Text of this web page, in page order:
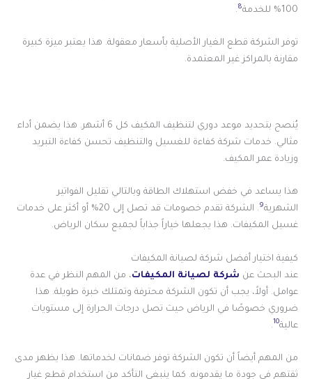
100% للخدمة
8
.
توفر الشركة قطع الغيار الأصلية بأسعار معقولة. هذا يعتبر ميزة كبيرة
مقارنة بالمراكز غير المعتمدة.
يُنصح بتحديد موعد دوري لتنظيف المكيف كل 6 أشهر. هذا يضمن أداء
مثالي. خدمات شركة كفاءة للغسيل والتنظيف تحسن كفاءة التبريد
وزيادة عمر المكيف.
هذا يساعد في خفض استهلاك الطاقة وبالتالي تقليل الفواتير
الشهرية9
. الشركة تقدم خصومات قد تصل إلى 20% أو أكثر على خدمات
غسيل المكيفات. هذا يجعلها خياراً جذاباً لجميع سكان الرياض.
كيفية اختيار أفضل شركة لصيانة المكيفات
عند البحث عن شركة لصيانة المكيفات، من المهم النظر في عدة
عوامل. أولاً، يجب أن تكون الشركة محترفة وتمتلك خبرة طويلة. هذا
ضروري خصوصًا في الرياض حيث تصل درجات الحرارة إلى مستويات
عالية10
.
من المهم أيضاً أن تكون الشركة توفر ضمانات لخدماتها. هذا يظهر مدى
ثقتهم في جودة ما يقدمونه. كما ينبغي التأكد من استخدام قطع غيار